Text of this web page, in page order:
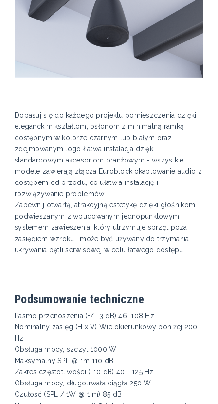
Dopasuj się do każdego projektu pomieszczenia dzięki
eleganckim kształtom, osłonom z minimalną ramką
dostępnym w kolorze czarnym lub białym oraz
zdejmowanym logo Łatwa instalacja dzięki
standardowym akcesoriom branżowym - wszystkie
modele zawierają złącza Euroblock;okablowanie audio z
dostępem od przodu, co ułatwia instalację i
rozwiązywanie problemów
Zapewnij otwartą, atrakcyjną estetykę dzięki głośnikom
podwieszanym z wbudowanym jednopunktowym
systemem zawieszenia, który utrzymuje sprzęt poza
zasięgiem wzroku i może być używany do trzymania i
ukrywania pętli serwisowej w celu łatwego dostępu
Podsumowanie techniczne
Pasmo przenoszenia (+/- 3 dB) 46–108 Hz
Nominalny zasięg (H x V) Wielokierunkowy poniżej 200
Hz
Obsługa mocy, szczyt 1000 W.
Maksymalny SPL @ 1m 110 dB
Zakres częstotliwości (-10 dB) 40 - 125 Hz
Obsługa mocy, długotrwała ciągła 250 W.
Czułość (SPL / 1W @ 1 m) 85 dB